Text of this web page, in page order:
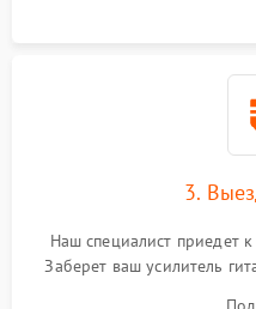
3.
Наш специалист приедет
Заберет ваш усилитель